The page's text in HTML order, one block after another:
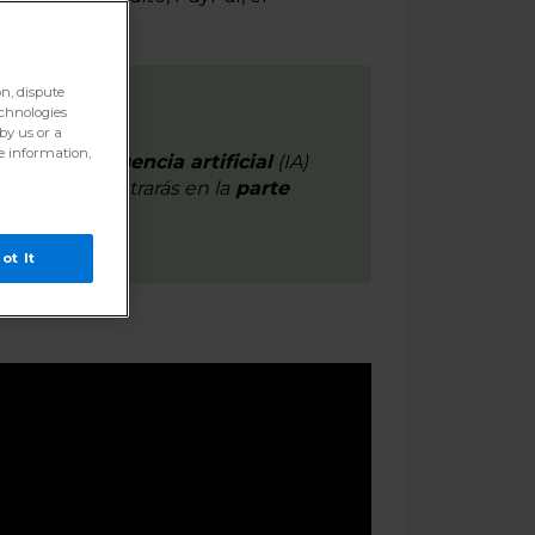
, lainteligencia artificial(IA)
, me encontrarás en la parte
dispute
us or a
information,
It